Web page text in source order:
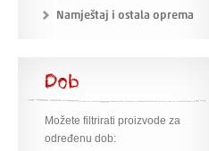
Namještaj i ostala oprema
Dob
Možete filtrirati proizvode za
određenu dob: